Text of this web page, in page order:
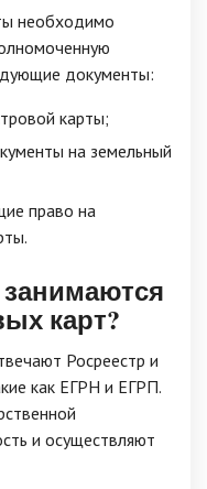
необходимо
документы:
карты;
на земельный
право на
карт?
Росреестр и
как ЕГРН и ЕГРП.
и осуществляют